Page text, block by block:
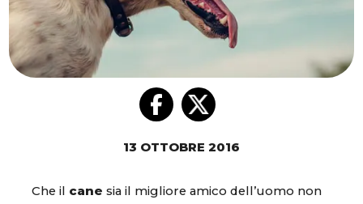
13 OTTOBRE 2016
Che il cane sia il migliore amico dell’uomo non